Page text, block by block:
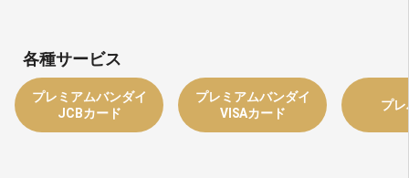
各種サービス
プレミアムバンダイ
JCBカード
プレミアムバンダイ
VISAカード
プ